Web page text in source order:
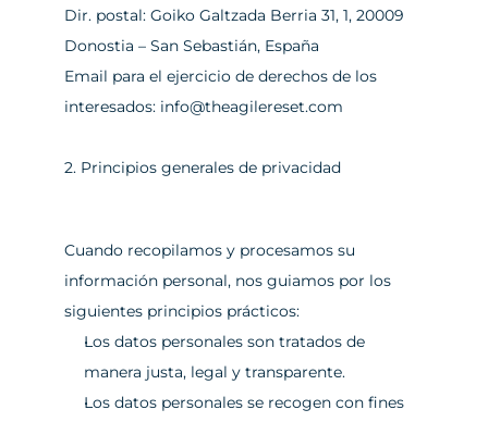
Dir. postal: Goiko Galtzada Berria 31, 1, 20009
Donostia – San Sebastián, España
Email para el ejercicio de derechos de los
interesados: info@theagilereset.com
2. Principios generales de privacidad
Cuando recopilamos y procesamos su
información personal, nos guiamos por los
siguientes principios prácticos:
Los datos personales son tratados de
manera justa, legal y transparente.
Los datos personales se recogen con fines